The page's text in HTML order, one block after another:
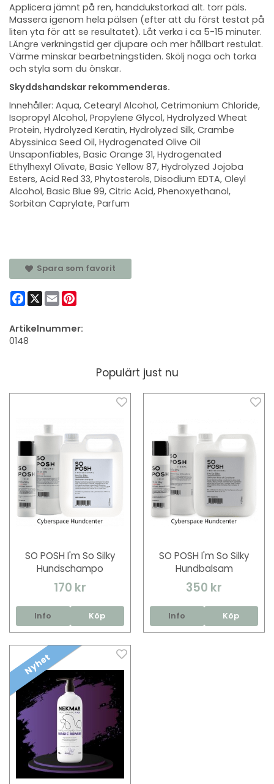
Applicera jämnt på ren, handdukstorkad alt. torr päls.
Massera igenom hela pälsen (efter att du först testat på
liten yta för att se resultatet). Låt verka i ca 5-15 minuter.
LÄngre verkningstid ger djupare och mer hållbart restulat.
Värme minskar bearbetningstiden. Skölj noga och torka
och styla som du önskar.
Skyddshandskar rekommenderas.
Innehåller: Aqua, Cetearyl Alcohol, Cetrimonium Chloride,
Isopropyl Alcohol, Propylene Glycol, Hydrolyzed Wheat
Protein, Hydrolyzed Keratin, Hydrolyzed Silk, Crambe
Abyssinica Seed Oil, Hydrogenated Olive Oil
Unsaponfiables, Basic Orange 31, Hydrogenated
Ethylhexyl Olivate, Basic Yellow 87, Hydrolyzed Jojoba
Esters, Acid Red 33, Phytosterols, Disodium EDTA, Oleyl
Alcohol, Basic Blue 99, Citric Acid, Phenoxyethanol,
Sorbitan Caprylate, Parfum
Spara som favorit
Facebook
X Email
Artikelnummer:
0148
Populärt just nu
SO POSH I'm So Silky
Hundschampo
170 kr
Info Köp
SO POSH I'm So Silky
Hundbalsam
350 kr
Info Köp
Nyhet